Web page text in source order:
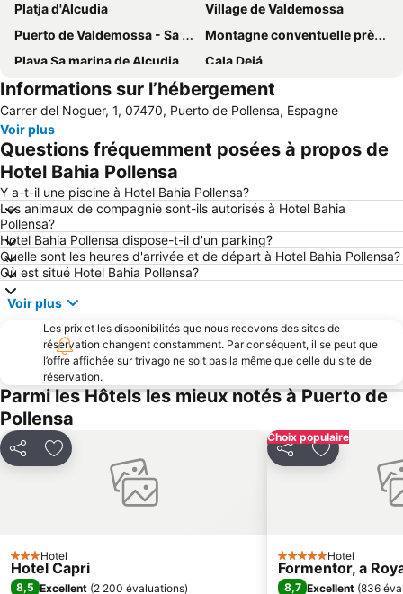
Platja d'Alcudia
Village de Valdemossa
Puerto de Valdemossa - Sa Marina
Montagne conventuelle près de Randa
Playa Sa marina de Alcudia
Cala Deiá
Monastère de Lluc
Portocristo
Can Picafort
Port Esportiu Can Picafort
Parc Naturel de St Albufera de Majorque
Son Moll
Port de Porto Cristo
Coves del Drac
Cala Pi Formentor
Serra de Tramontana
Platja de Sa Coma
Aquarium de Palma
Rue de la lune
Mare de Déu del Carme
Es Rafal Nou
Cas Capiscol
Informations sur l’hébergement
Carrer del Noguer, 1, 07470, Puerto de Pollensa, Espagne
Voir plus
Questions fréquemment posées à propos de
Hotel Bahia Pollensa
Y a-t-il une piscine à Hotel Bahia Pollensa?
Les animaux de compagnie sont-ils autorisés à Hotel Bahia
Pollensa?
Hotel Bahia Pollensa dispose-t-il d'un parking?
Quelle sont les heures d'arrivée et de départ à Hotel Bahia Pollensa?
Où est situé Hotel Bahia Pollensa?
Voir plus
Les prix et les disponibilités que nous recevons des sites de
réservation changent constamment. Par conséquent, il se peut que
l’offre affichée sur trivago ne soit pas la même que celle du site de
réservation.
Parmi les Hôtels les mieux notés à Puerto de
Pollensa
PartagerAjouter à mes favoris
3 Étoiles
Hotel
Hotel Capri
8,5 Excellent (2 200 évaluations)
Choix populaire
PartagerAjouter à
5 ÉtoilesHotel
Formentor, a
8,7 Excellent (836